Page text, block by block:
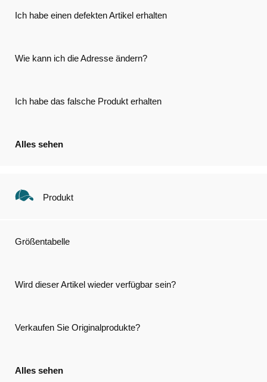
Ich habe einen defekten Artikel erhalten
Wie kann ich die Adresse ändern?
Ich habe das falsche Produkt erhalten
Alles sehen
Produkt
Größentabelle
Wird dieser Artikel wieder verfügbar sein?
Verkaufen Sie Originalprodukte?
Alles sehen